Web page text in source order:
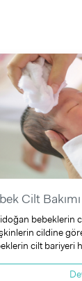
Cilt Bakımı
bebeklerin
cildine
cilt bariyeri